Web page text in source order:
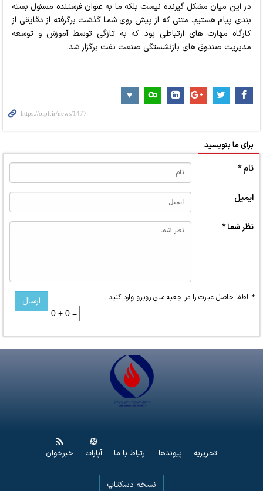
در این میان مشكل گيرنده نيست بلكه ما به عنوان فرستنده مسئول بسته
بندي پيام هستيم. متنی که از پیش روی شما گذشت برگرفته از دقایقی از
کارگاه مهارت های ارتباطی بود که به تازگی توسط آموزش و توسعه
مدیریت صندوق های بازنشستگی صنعت نفت برگزار شد.
برای ما بنویسید
نام *
ایمیل
نظر شما *
* لطفا حاصل عبارت را در جعبه متن روبرو وارد کنید
0 + 0 =
تحریریه پیوندها ارتباط با ما آپارات خبرخوان
نسخه دسکتاپ